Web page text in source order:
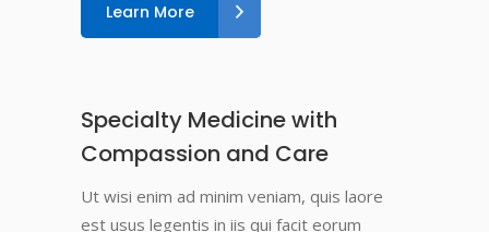
Learn More
Specialty Medicine with
Compassion and Care
Ut wisi enim ad minim veniam, quis laore
est usus legentis in iis qui facit eorum